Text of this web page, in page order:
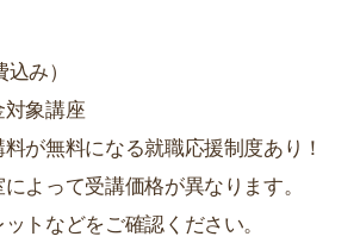
込み）
象講座
が無料になる就職応援制度あり！
よって受講価格が異なります。
トなどをご確認ください。